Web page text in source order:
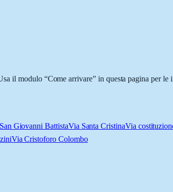
modulo “Come arrivare” in questa pagina per le
Giovanni BattistaVia Santa CristinaVia
Via Cristoforo Colombo